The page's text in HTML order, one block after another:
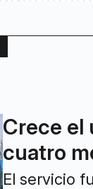
Crece el
cuatro
El servicio